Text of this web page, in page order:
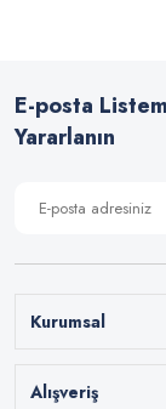
E-posta
Yararlanın
Kurumsal
Alışveriş